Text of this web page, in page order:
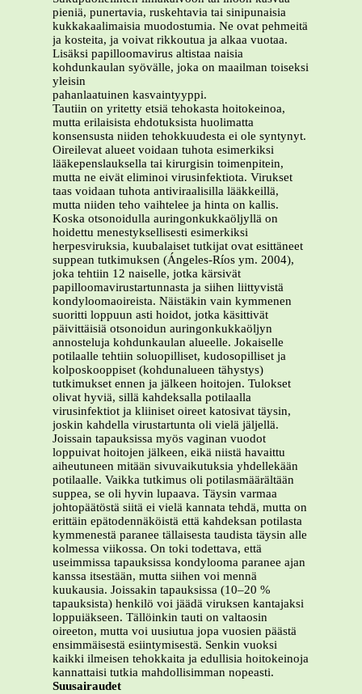
pieniä, punertavia, ruskehtavia tai sinipunaisia
kukkakaalimaisia muodostumia. Ne ovat pehmeitä
ja kosteita, ja voivat rikkoutua ja alkaa vuotaa.
Lisäksi papilloomavirus altistaa naisia
kohdunkaulan syövälle, joka on maailman toiseksi
yleisin
pahanlaatuinen kasvaintyyppi.
Tautiin on yritetty etsiä tehokasta hoitokeinoa,
mutta erilaisista ehdotuksista huolimatta
konsensusta niiden tehokkuudesta ei ole syntynyt.
Oireilevat alueet voidaan tuhota esimerkiksi
lääkepenslauksella tai kirurgisin toimenpitein,
mutta ne eivät eliminoi virusinfektiota. Virukset
taas voidaan tuhota antiviraalisilla lääkkeillä,
mutta niiden teho vaihtelee ja hinta on kallis.
Koska otsonoidulla auringonkukkaöljyllä on
hoidettu menestyksellisesti esimerkiksi
herpesviruksia, kuubalaiset tutkijat ovat esittäneet
suppean tutkimuksen (Ángeles-Ríos ym. 2004),
joka tehtiin 12 naiselle, jotka kärsivät
papilloomavirustartunnasta ja siihen liittyvistä
kondyloomaoireista. Näistäkin vain kymmenen
suoritti loppuun asti hoidot, jotka käsittivät
päivittäisiä otsonoidun auringonkukkaöljyn
annosteluja kohdunkaulan alueelle. Jokaiselle
potilaalle tehtiin soluopilliset, kudosopilliset ja
kolposkooppiset (kohdunalueen tähystys)
tutkimukset ennen ja jälkeen hoitojen. Tulokset
olivat hyviä, sillä kahdeksalla potilaalla
virusinfektiot ja kliiniset oireet katosivat täysin,
joskin kahdella virustartunta oli vielä jäljellä.
Joissain tapauksissa myös vaginan vuodot
loppuivat hoitojen jälkeen, eikä niistä havaittu
aiheutuneen mitään sivuvaikutuksia yhdellekään
potilaalle. Vaikka tutkimus oli potilasmäärältään
suppea, se oli hyvin lupaava. Täysin varmaa
johtopäätöstä siitä ei vielä kannata tehdä, mutta on
erittäin epätodennäköistä että kahdeksan potilasta
kymmenestä paranee tällaisesta taudista täysin alle
kolmessa viikossa. On toki todettava, että
useimmissa tapauksissa kondylooma paranee ajan
kanssa itsestään, mutta siihen voi mennä
kuukausia. Joissakin tapauksissa (10–20 %
tapauksista) henkilö voi jäädä viruksen kantajaksi
loppuiäkseen. Tällöinkin tauti on valtaosin
oireeton, mutta voi uusiutua jopa vuosien päästä
ensimmäisestä esiintymisestä. Senkin vuoksi
kaikki ilmeisen tehokkaita ja edullisia hoitokeinoja
kannattaisi tutkia mahdollisimman nopeasti.
Suusairaudet